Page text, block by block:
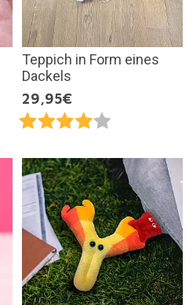
Teppich in Form eines
Dackels
29,95€